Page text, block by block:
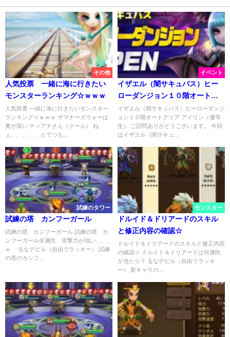
その他
人気投票 一緒に海に行きたい
モンスターランキング☆ｗｗｗ
人気投票 一緒に海に行きたいモンスター
ランキング☆ｗｗｗ サマナーズウォーは
奥が深い ティアナさん（クール） ね
ぇ、、、、、 とてつも...
イベント
イザエル（闇サキュバス）ヒー
ローダンジョン１０階オートク
リア
イザエル（闇サキュバス）ヒーローダンジ
ョン１０階オートクリア アイリン（優等
生） ご訪問ありがとうございます。 今回
はイザエル（闇サキュ...
試練のタワー
試練の塔 カンフーガール
試練の塔 カンフーガール 試練の塔 カ
ンフーガール全属性 攻撃力が強い、、、
ｗ るなデビル（自由でラッキー） 試練
の塔のカンフ...
モンスター
ドルイド＆ドリアードのスキル
と修正内容の確認☆
ドルイド＆ドリアードのスキルと修正内容
の確認☆ ドルイド＆ドリアードは何属性
が当たり？ るなデビル（自由でラッキ
ー） 新キャラの...